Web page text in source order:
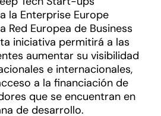
la Enterprise Europe
Red Europea de Business
iniciativa permitirá a las
aumentar su visibilidad
e internacionales,
a la financiación de
que se encuentran en
de desarrollo.